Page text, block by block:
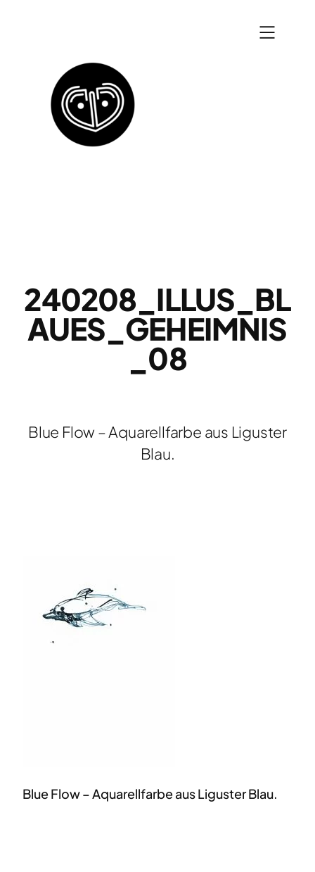
240208_ILLUS_BL
AUES_GEHEIMNIS
_08
Blue Flow – Aquarellfarbe aus Liguster
Blau.
Blue Flow – Aquarellfarbe aus Liguster Blau.